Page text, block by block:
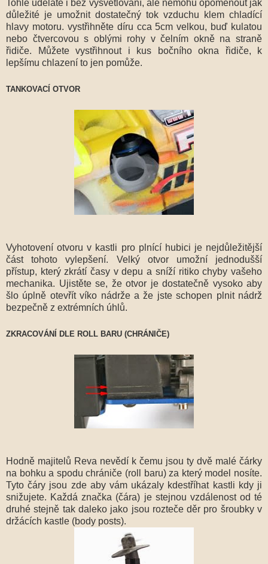
Tohle uděláte i bez vysvětlování, ale nemohu opomenout jak
důležité je umožnit dostatečný tok vzduchu klem chladící
hlavy motoru. vystřihněte díru cca 5cm velkou, buď kulatou
nebo čtvercovou s oblými rohy v čelním okně na straně
řidiče. Můžete vystřihnout i kus bočního okna řidiče, k
lepšímu chlazení to jen pomůže.
TANKOVACÍ OTVOR
Vyhotovení otvoru v kastli pro plnící hubici je nejdůležitější
část tohoto vylepšení. Velký otvor umožní jednodušší
přístup, který zkrátí časy v depu a sníží ritiko chyby vašeho
mechanika. Ujistěte se, že otvor je dostatečně vysoko aby
šlo úplně otevřít víko nádrže a že jste schopen plnit nádrž
bezpečně z extrémních úhlů.
ZKRACOVÁNÍ DLE ROLL BARU (CHRÁNIČE)
Hodně majitelů Reva nevědí k čemu jsou ty dvě malé čárky
na bohku a spodu chrániče (roll baru) za který model nosíte.
Tyto čáry jsou zde aby vám ukázaly kdestříhat kastli kdy ji
snižujete. Každá značka (čára) je stejnou vzdálenost od té
druhé stejně tak daleko jako jsou rozteče děr pro šroubky v
držácích kastle (body posts).